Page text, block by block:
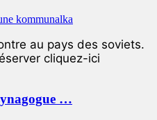
au pays des soviets.
cliquez-ici
…